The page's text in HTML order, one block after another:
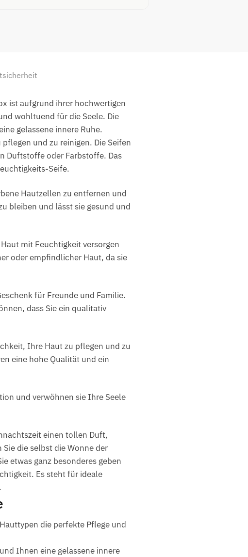
ist aufgrund ihrer hochwertigen
wohltuend für die Seele. Die
gelassene innere Ruhe.
und zu reinigen. Die Seifen
Duftstoffe oder Farbstoffe. Das
Seife.
Hautzellen zu entfernen und
bleiben und lässt sie gesund und
mit Feuchtigkeit versorgen
oder empfindlicher Haut, da sie
für Freunde und Familie.
dass Sie ein qualitativ
Ihre Haut zu pflegen und zu
eine hohe Qualität und ein
und verwöhnen sie Ihre Seele
einen tollen Duft,
die selbst die Wonne der
etwas ganz besonderes geben
Es steht für ideale
die perfekte Pflege und
Ihnen eine gelassene innere